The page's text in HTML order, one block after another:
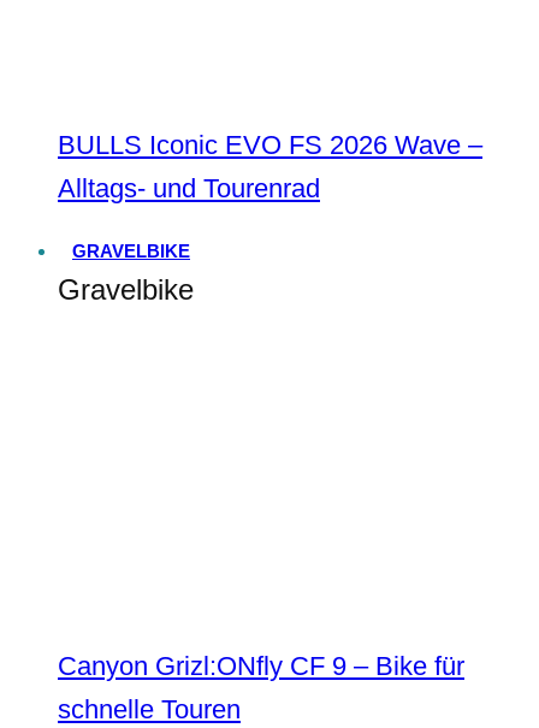
BULLS Iconic EVO FS 2026 Wave –
Alltags- und Tourenrad
GRAVELBIKE
Gravelbike
Canyon Grizl:ONfly CF 9 – Bike für
schnelle Touren